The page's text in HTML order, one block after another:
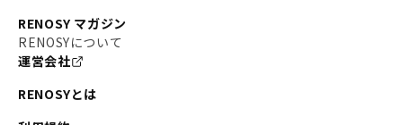
RENOSY マガジン
RENOSYについて
運営会社
RENOSYとは